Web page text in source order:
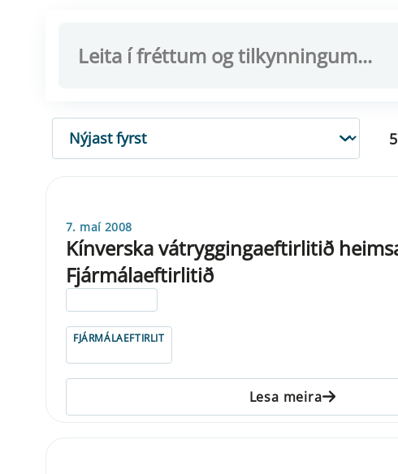
RÖÐUN
7. maí 2008
Kínverska vátryggingaeftirlitið
Fjármálaeftirlitið
FJÁRMÁLAEFTIRLIT
Lesa meira